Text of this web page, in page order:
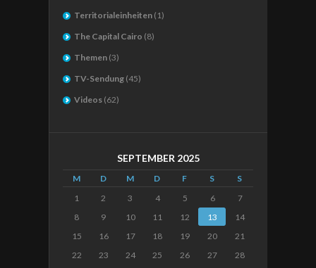
Territorialeinheiten (1)
The Capital Cairo (8)
Themen (3)
TV-Sendung (45)
Videos (62)
SEPTEMBER 2025
M D M D F S
S
1
2 3 4 5 6
7
8
9 10 11 12 13
14
15
16 17 18 19 20
21
22
23 24 25 26 27
28